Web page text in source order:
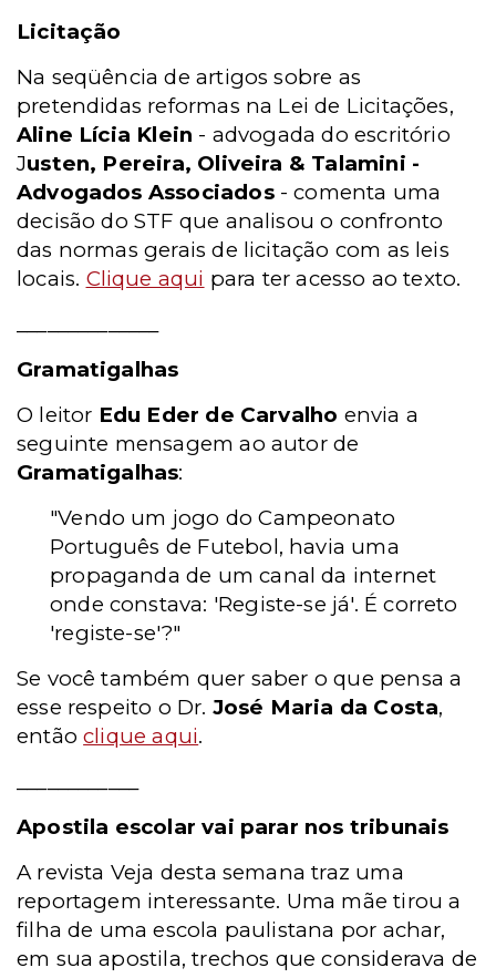
Licitação
Na seqüência de artigos sobre as
pretendidas reformas na Lei de Licitações,
Aline Lícia Klein - advogada do escritório
Justen, Pereira, Oliveira & Talamini -
Advogados Associados - comenta uma
decisão do STF que analisou o confronto
das normas gerais de licitação com as leis
locais. Clique aqui para ter acesso ao texto.
Gramatigalhas
O leitor Edu Eder de Carvalho envia a
seguinte mensagem ao autor de
Gramatigalhas:
"Vendo um jogo do Campeonato
Português de Futebol, havia uma
propaganda de um canal da internet
onde constava: 'Registe-se já'. É correto
'registe-se'?"
Se você também quer saber o que pensa a
esse respeito o Dr. José Maria da Costa,
entãoclique aqui.
Apostila escolar vai parar nos tribunais
A revista Veja desta semana traz uma
reportagem interessante. Uma mãe tirou a
filha de uma escola paulistana por achar,
em sua apostila, trechos que considerava de